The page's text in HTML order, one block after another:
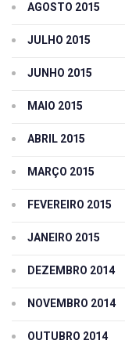
AGOSTO 2015
JULHO 2015
JUNHO 2015
MAIO 2015
ABRIL 2015
MARÇO 2015
FEVEREIRO 2015
JANEIRO 2015
DEZEMBRO 2014
NOVEMBRO 2014
OUTUBRO 2014